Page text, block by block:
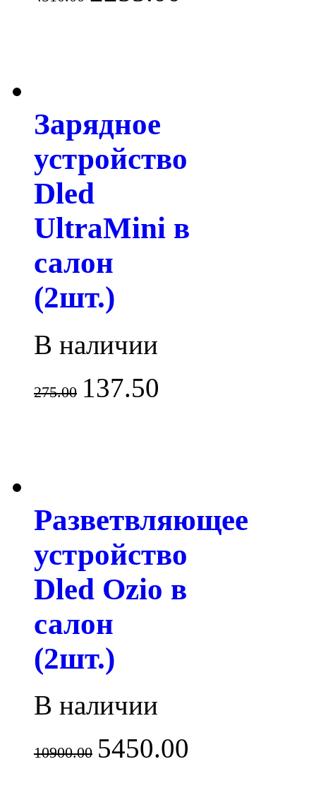
Зарядное
устройство
Dled
UltraMini в
салон
(2шт.)
В наличии
275.00 137.50
Разветвляющее
устройство
Dled Ozio в
салон
(2шт.)
В наличии
10900.00 5450.00